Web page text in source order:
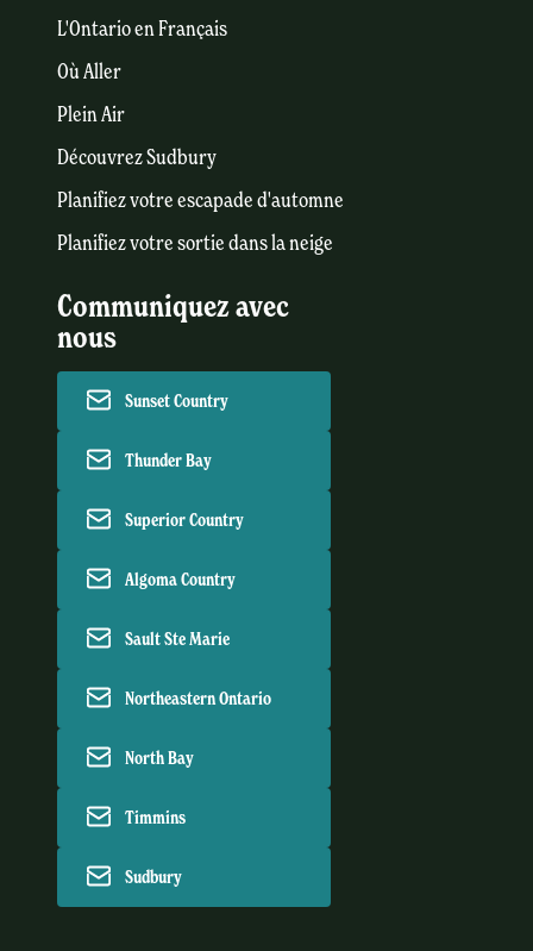
L'Ontario en Français
Où Aller
Plein Air
Découvrez Sudbury
Planifiez votre escapade d'automne
Planifiez votre sortie dans la neige
Communiquez avec
nous
Sunset Country
Thunder Bay
Superior Country
Algoma Country
Sault Ste Marie
Northeastern Ontario
North Bay
Timmins
Sudbury